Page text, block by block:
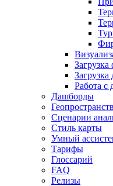
Работа с
Дашборды
Сценарии
Стиль карты
Умный
Тарифы
Глоссарий
FAQ
Релизы